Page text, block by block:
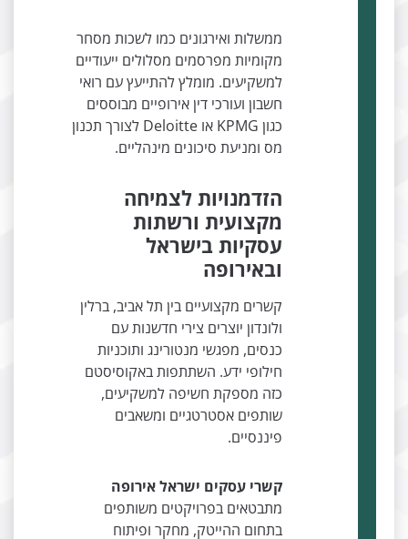
ממשלות ואירגונים כמו לשכות מסחר
מקומיות מפרסמים מסלולים ייעודיים
למשקיעים. מומלץ להתייעץ עם רואי
חשבון ועורכי דין אירופיים מבוססים
כגון KPMG או Deloitte לצורך תכנון
מס ומניעת סיכונים מינהליים.
הזדמנויות לצמיחה
מקצועית ורשתות
עסקיות בישראל
ובאירופה
קשרים מקצועיים בין תל אביב, ברלין
ולונדון יוצרים צירי חדשנות עם
כנסים, מפגשי מנטורינג ותוכניות
חילופי ידע. השתתפות באקוסיסטם
כזה מספקת חשיפה למשקיעים,
שותפים אסטרטגיים ומשאבים
פיננסיים.
קשרי עסקים ישראל אירופה
מתבטאים בפרויקטים משותפים
בתחום ההייטק, מחקר ופיתוח